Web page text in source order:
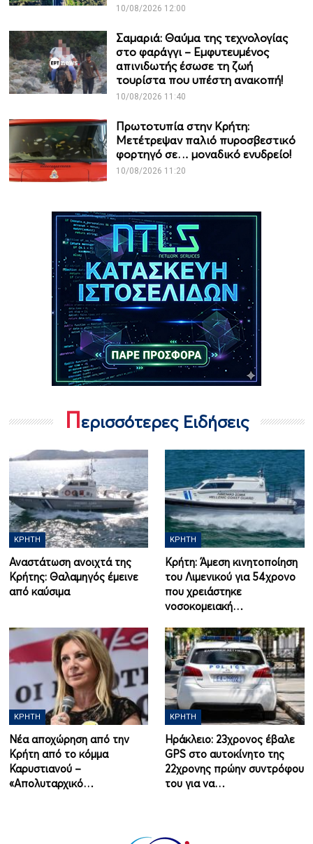
10/08/2026 12:00
Σαμαριά: Θαύμα της τεχνολογίας
στο φαράγγι – Εμφυτευμένος
απινιδωτής έσωσε τη ζωή
τουρίστα που υπέστη ανακοπή!
10/08/2026 11:40
Πρωτοτυπία στην Κρήτη:
Μετέτρεψαν παλιό πυροσβεστικό
φορτηγό σε… μοναδικό ενυδρείο!
10/08/2026 11:20
Περισσότερες Ειδήσεις
ΚΡΉΤΗ
Αναστάτωση ανοιχτά της
Κρήτης: Θαλαμηγός έμεινε
από καύσιμα
ΚΡΉΤΗ
Κρήτη: Άμεση κινητοποίηση
του Λιμενικού για 54χρονο
που χρειάστηκε
νοσοκομειακή…
ΚΡΉΤΗ
Νέα αποχώρηση από την
Κρήτη από το κόμμα
Καρυστιανού –
«Απολυταρχικό…
ΚΡΉΤΗ
Ηράκλειο: 23χρονος έβαλε
GPS στο αυτοκίνητο της
22χρονης πρώην συντρόφου
του για να…